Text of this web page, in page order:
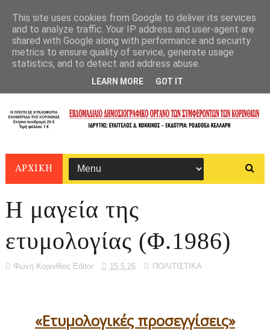
ΑΡΧΙΚΗ
Η μαγεία της
ετυμολογίας (Φ.1986)
Φωνή Κορινθίας Editor 15.5.26 ΠΟΛΙΤΙΣΤΙΚΑ
«Ετυμολογικές προσεγγίσεις»
This site uses cookies from Google to deliver its services
and to analyze traffic. Your IP address and user-agent are
shared with Google along with performance and security
metrics to ensure quality of service, generate usage
statistics, and to detect and address abuse.
LEARN MORE GOT IT